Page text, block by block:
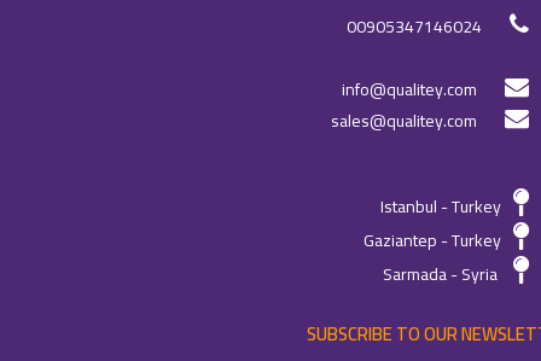
00905347146024
info@qualitey.com
sales@qualitey.com
Istanbul - Turkey
Gaziantep - Turkey
Sarmada - Syria
SUBSCRIBE TO OUR